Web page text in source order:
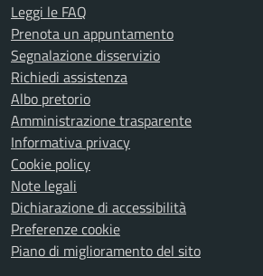
Leggi le FAQ
Prenota un appuntamento
Segnalazione disservizio
Richiedi assistenza
Albo pretorio
Amministrazione trasparente
Informativa privacy
Cookie policy
Note legali
Dichiarazione di accessibilità
Preferenze cookie
Piano di miglioramento del sito